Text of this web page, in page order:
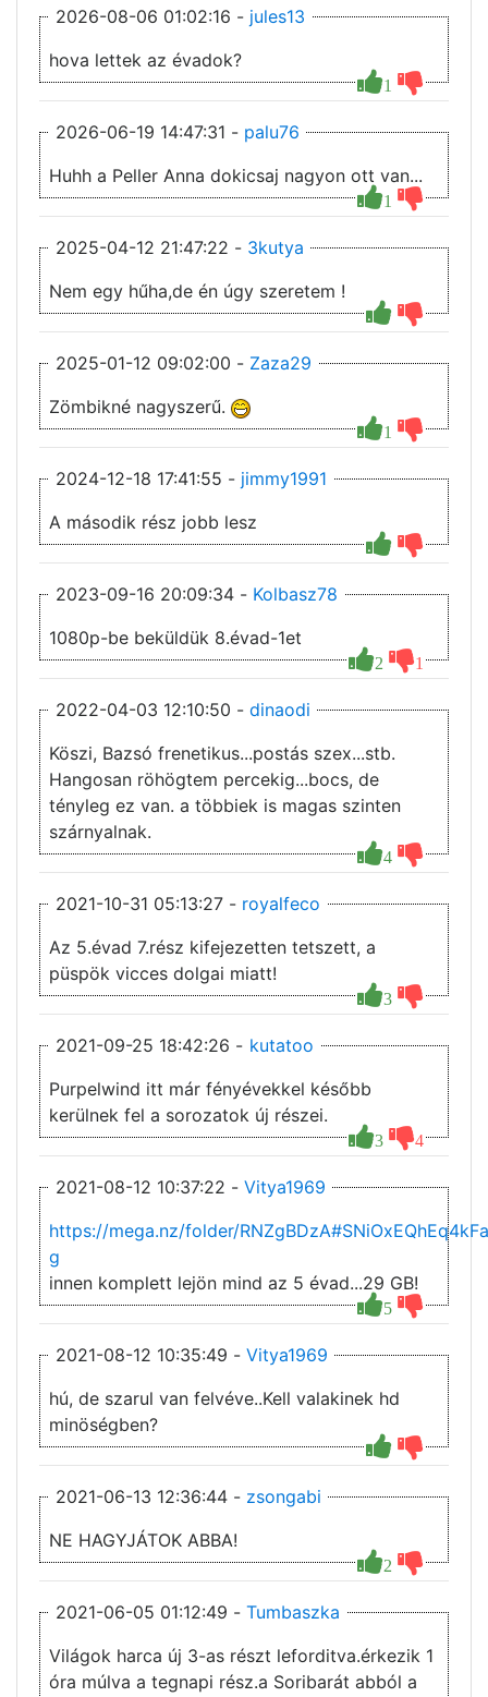
2026-08-06 01:02:16 - jules13
1
hova lettek az évadok?
2026-06-19 14:47:31 - palu76
1
Huhh a Peller Anna dokicsaj nagyon ott van...
2025-04-12 21:47:22 - 3kutya
Nem egy hűha,de én úgy szeretem !
2025-01-12 09:02:00 - Zaza29
1
Zömbikné nagyszerű.
2024-12-18 17:41:55 - jimmy1991
A második rész jobb lesz
2023-09-16 20:09:34 - Kolbasz78
2 1
1080p-be beküldük 8.évad-1et
2022-04-03 12:10:50 - dinaodi
4
Köszi, Bazsó frenetikus...postás szex...stb.
Hangosan röhögtem percekig...bocs, de
tényleg ez van. a többiek is magas szinten
szárnyalnak.
2021-10-31 05:13:27 - royalfeco
3
Az 5.évad 7.rész kifejezetten tetszett, a
püspök vicces dolgai miatt!
2021-09-25 18:42:26 - kutatoo
3 4
Purpelwind itt már fényévekkel később
kerülnek fel a sorozatok új részei.
2021-08-12 10:37:22 - Vitya1969
5
https://mega.nz/folder/
g
innen komplett lejön mind az 5 évad...29 GB!
2021-08-12 10:35:49 - Vitya1969
hú, de szarul van felvéve..Kell valakinek hd
minöségben?
2021-06-13 12:36:44 - zsongabi
2
NE HAGYJÁTOK ABBA!
2021-06-05 01:12:49 - Tumbaszka
Világok harca új 3-as részt leforditva.érkezik 1
óra múlva a tegnapi rész.a Soribarát abból a